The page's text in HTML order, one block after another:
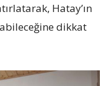
Hatay’ın
dikkat